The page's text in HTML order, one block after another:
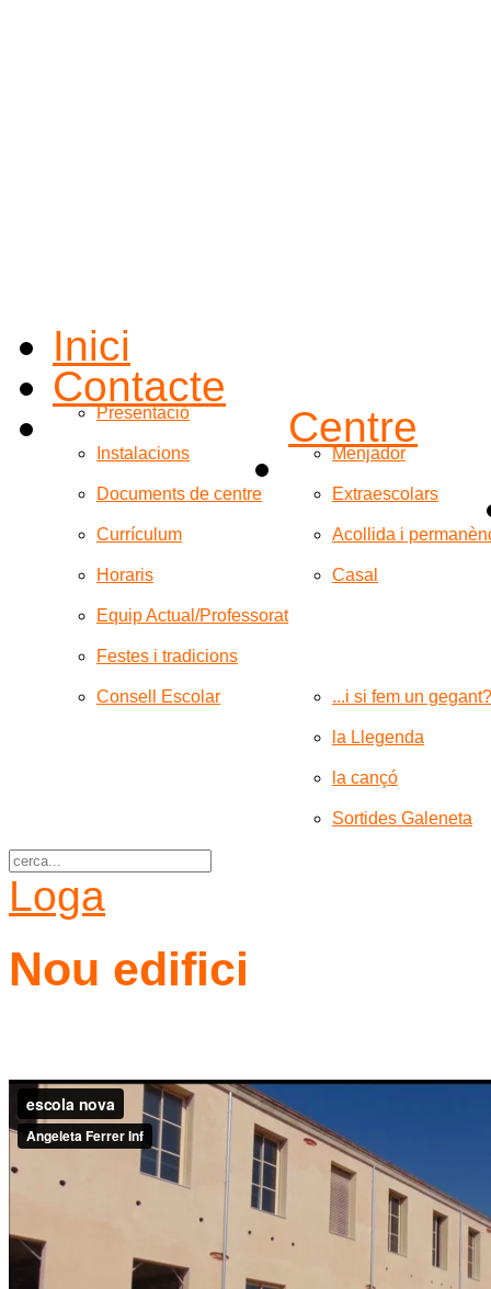
Inici
Contacte
Centre
Presentació
Instalacions
Documents de centre
Currículum
Horaris
Equip Actual/Professorat
Festes i tradicions
Consell Escolar
Menjador
Extraescolars
Acollida i
Casal
...i si fem un gegant?
la Llegenda
la cançó
Sortides Galeneta
Loga
Nou edifici